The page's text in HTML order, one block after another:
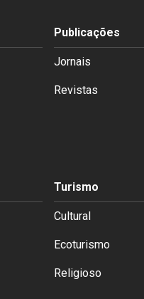
Publicações
Jornais
Revistas
Turismo
Cultural
Ecoturismo
Religioso